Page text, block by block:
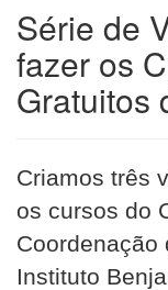
Série de
fazer os
Gratuitos
Criamos três
os cursos do
Coordenação
Instituto